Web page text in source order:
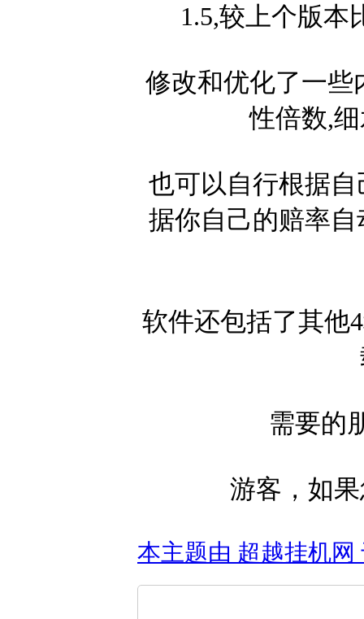
1.5,较上个版本
修改和优化了一些
性倍数,
也可以自行根据
据你自己的赔率
软件还包括了其他
需要的
游客，如
本主题由 超越挂机网